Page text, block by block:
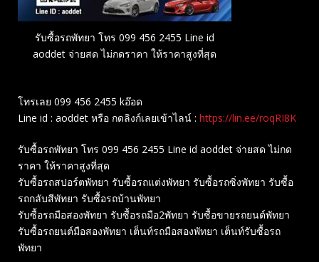
รับซื้อรถพัทยา โทร 099 456 2455 Line id
aoddet จ่ายสด ไม่กดราคา ให้ราคาสูงที่สุด
โทรเลย 099 456 2455 kอ๊อด
Line id : aoddet หรือ กดลิงก์เลยเข้าไลน์ : https://lin.ee/roqRI8K
รับซื้อรถพัทยา โทร 099 456 2455 Line id aoddet จ่ายสด ไม่กด
ราคา ให้ราคาสูงที่สุด
รับซื้อรถสปอร์ตพัทยา รับซื้อรถแต่งพัทยา รับซื้อรถซิ่งพัทยา รับซื้อ
รถกลับสีพัทยา รับซื้อรถบ้านพัทยา
รับซื้อรถมือสองพัทยา รับซื้อรถมือ2พัทยา รับซื้อขายรถยนต์พัทยา
รับซื้อรถยนต์มือสองพัทยา เต็นท์รถมือสองพัทยา เต็นท์รับซื้อรถ
พัทยา